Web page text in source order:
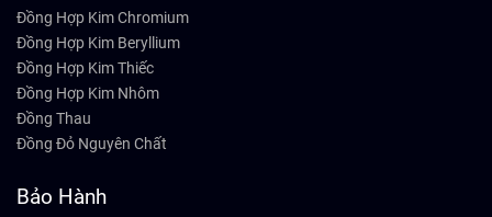
Đồng Hợp Kim Chromium
Đồng Hợp Kim Beryllium
Đồng Hợp Kim Thiếc
Đồng Hợp Kim Nhôm
Đồng Thau
Đồng Đỏ Nguyên Chất
Bảo Hành